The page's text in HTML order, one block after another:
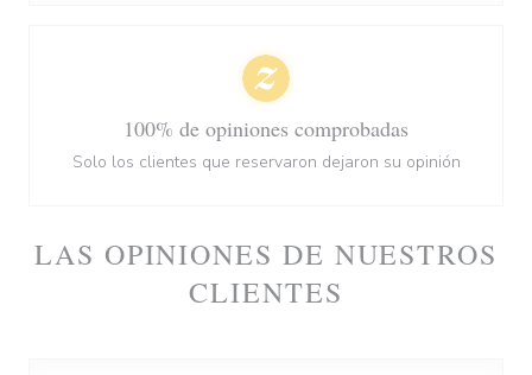
LAS OPINIONES DE NUESTROS
CLIENTES
100% de opiniones comprobadas
Solo los clientes que reservaron dejaron su opinión